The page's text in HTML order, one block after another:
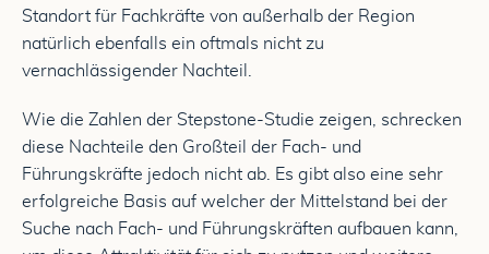
Standort für Fachkräfte von außerhalb der Region
natürlich ebenfalls ein oftmals nicht zu
vernachlässigender Nachteil.
Wie die Zahlen der Stepstone-Studie zeigen, schrecken
diese Nachteile den Großteil der Fach- und
Führungskräfte jedoch nicht ab. Es gibt also eine sehr
erfolgreiche Basis auf welcher der Mittelstand bei der
Suche nach Fach- und Führungskräften aufbauen kann,